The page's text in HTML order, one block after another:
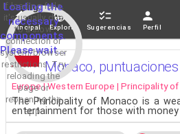
Loading the
necessary
components.
Please wait...
If loading fails,
it's usually due
to a slow
connection or
system/browser
restrictions. Try
reloading the
page or
reopening the
app.
Principal Explorar Sugerencias Perfil
Monaco,
Europe | Western Europe | Principality
The Principality of Monaco is a
entertainment for those with money